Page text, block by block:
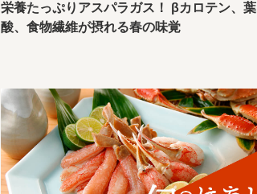
栄養たっぷりアスパラガス！ βカロテン、葉
酸、食物繊維が摂れる春の味覚